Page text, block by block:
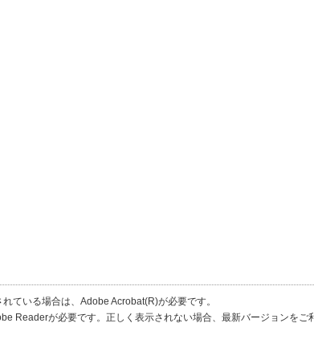
ている場合は、Adobe Acrobat(R)が必要です。
Readerが必要です。正しく表示されない場合、最新バージョンをご